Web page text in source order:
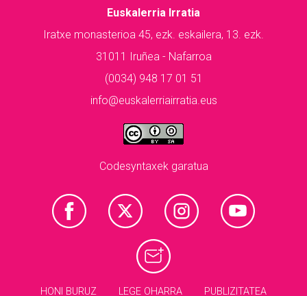
Euskalerria Irratia
Iratxe monasterioa 45, ezk. eskailera, 13. ezk.
31011 Iruñea - Nafarroa
(0034) 948 17 01 51
info@euskalerriairratia.eus
Codesyntaxek garatua
HONI BURUZ LEGE OHARRA PUBLIZITATEA